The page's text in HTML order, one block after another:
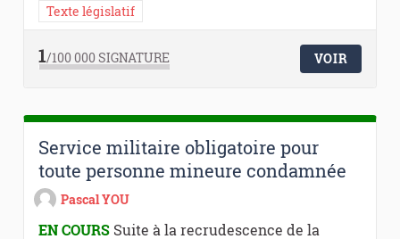
Texte législatif
1/100 000SIGNATURE VOIR
Service militaire obligatoire pour
toute personne mineure condamnée
Pascal YOU
EN COURS Suite à la recrudescence de la